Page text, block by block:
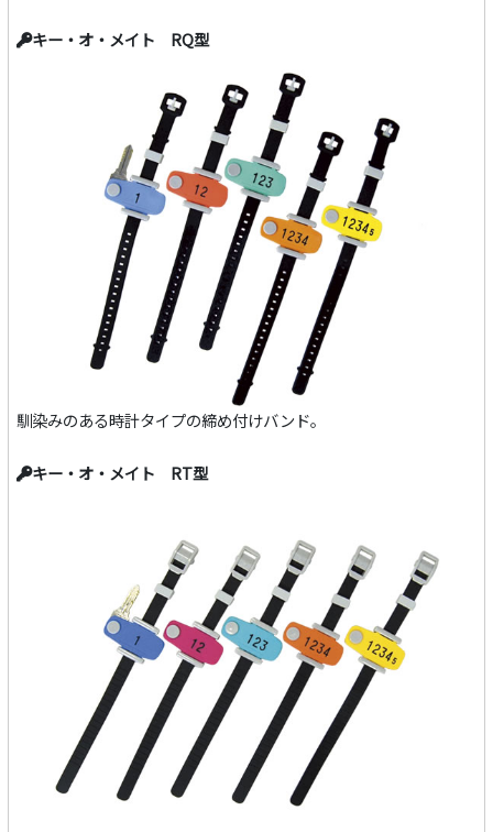
キー・オ・メイト RQ型
馴染みのある時計タイプの締め付けバンド。
キー・オ・メイト RT型